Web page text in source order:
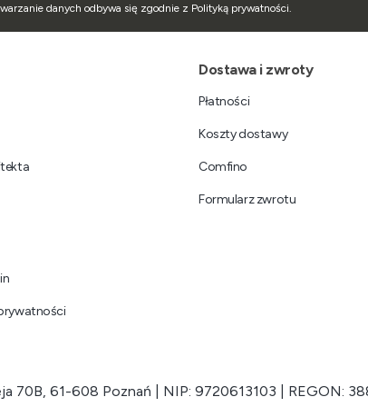
danych odbywa się zgodnie z Polityką prywatności.
stopce Dostawa i zwroty
Płatności
Koszty dostawy
Comfino
Formularz zwrotu
70B, 61-608 Poznań | NIP: 9720613103 | REGON: